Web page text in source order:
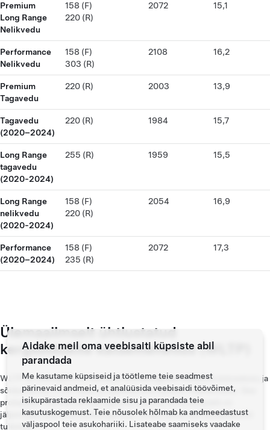
Premium
Long Range
Nelikvedu
158 (F)
220 (R)
2072 15,1
Performance
Nelikvedu
158 (F)
303 (R)
2108 16,2
Premium
Tagavedu
220 (R) 2003 13,9
Tagavedu
(2020–2024)
220 (R) 1984 15,7
Long Range
tagavedu
(2020-2024)
255 (R) 1959 15,5
Long Range
nelikvedu
(2020-2024)
158 (F)
220 (R)
2054 16,9
Performance
(2020–2024)
158 (F)
235 (R)
2072 17,3
Ülemaailmselt ühtlustatud
kergsõidukite katsemenetlus (WLTP)
WLTP on ülemaailmne standard mitmesuguste sõidukite kütusekulu ja
sõiduulatuse, CO2-heite ja saasteainete taseme määramiseks. See
protseduur hõlmab mitmesuguseid katseid, mille eesmärk on
jäljendada reaalseid sõidutingimusi, andes samal ajal järjepidevaid
tulemusi.
Aidake meil oma veebisaiti küpsiste abil
parandada
Me kasutame küpsiseid ja töötleme teie seadmest
pärinevaid andmeid, et analüüsida veebisaidi töövõimet,
isikupärastada reklaamide sisu ja parandada teie
kasutuskogemust. Teie nõusolek hõlmab ka andmeedastust
väljaspool teie asukohariiki. Lisateabe saamiseks vaadake